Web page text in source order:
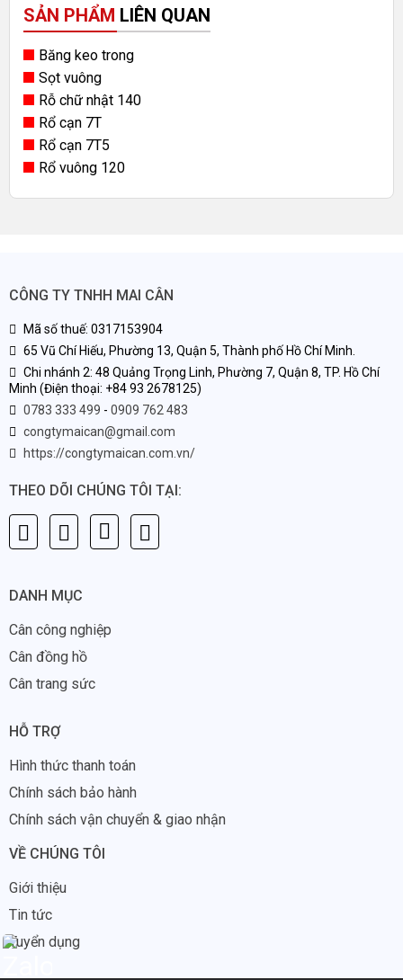
SẢN PHẨM LIÊN QUAN
Băng keo trong
Sọt vuông
Rỗ chữ nhật 140
Rổ cạn 7T
Rổ cạn 7T5
Rổ vuông 120
CÔNG TY TNHH MAI CÂN
Mã số thuế: 0317153904
65 Vũ Chí Hiếu, Phường 13, Quận 5, Thành phố Hồ Chí Minh.
Chi nhánh 2: 48 Quảng Trọng Linh, Phường 7, Quận 8, TP. Hồ Chí
Minh (Điện thoại: +84 93 2678125)
0783 333 499 - 0909 762 483
congtymaican@gmail.com
https://congtymaican.com.vn/
THEO DÕI CHÚNG TÔI TẠI:
DANH MỤC
Cân công nghiệp
Cân đồng hồ
Cân trang sức
HỖ TRỢ
Hình thức thanh toán
Chính sách bảo hành
Chính sách vận chuyển & giao nhận
VỀ CHÚNG TÔI
Giới thiệu
Tin tức
Tuyển dụng